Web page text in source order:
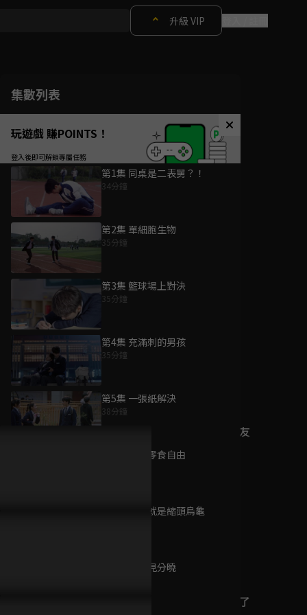
升級 VIP
集數列表
玩遊戲 賺POINTS！
第1集 同桌是二表舅？！
34分鐘
第2集 單細胞生物
35分鐘
第3集 籃球場上對決
35分鐘
第4集 充滿刺的男孩
35分鐘
第5集 一張紙解決
38分鐘
第6集 實現零食自由
第7集 退出就是縮頭烏龜
第8集 成績見分曉
為您推薦
我家隔壁的校草男友
橘子汽水
我的同桌又上熱搜了